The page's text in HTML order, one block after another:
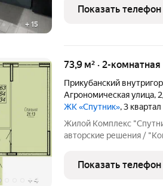
+ 15
мебель и техника.
консьерж, во дворе
Показать телефон
+ 4
73,9 м² · 2-
Прикубанский
Агрономическая улица,
ЖК «Спутник», 3
Жилой Комплекс
авторские решения /
французское
облегчает
Показать телефон